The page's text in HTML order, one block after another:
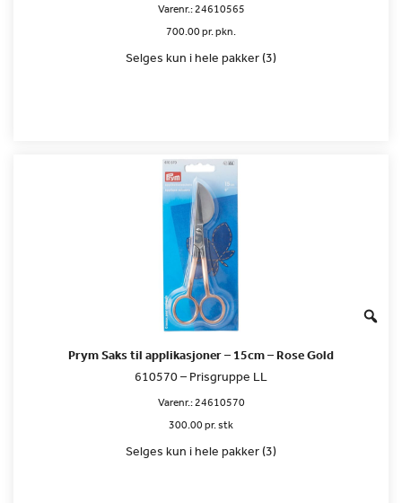
Varenr.:24610565
700.00 pr. pkn.
Selges kun i hele pakker (3)
Prym Saks til applikasjoner – 15cm – Rose Gold
610570 – Prisgruppe LL
Varenr.:24610570
300.00 pr. stk
Selges kun i hele pakker (3)